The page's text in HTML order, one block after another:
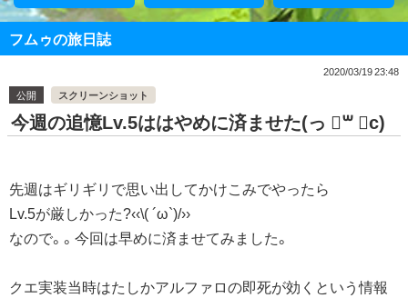
フムゥの旅日誌
2020/03/19 23:48
公開
スクリーンショット
今週の追憶Lv.5ははやめに済ませた(っ ॑꒳ ॑c)
先週はギリギリで思い出してかけこみでやったら
Lv.5が厳しかった?‹‹\( ´ω`)/››
なので。。今回は早めに済ませてみました。
クエ実装当時はたしかアルファロの即死が効くという情報